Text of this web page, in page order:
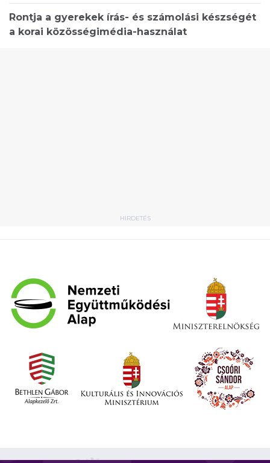
Rontja a gyerekek írás- és számolási készségét
a korai közösségimédia-használat
HIRDETÉS